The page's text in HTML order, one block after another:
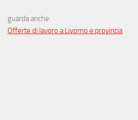
guarda anche:
Offerte di lavoro a Livorno e provincia